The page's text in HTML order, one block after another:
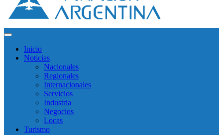
Inicio
Noticias
Nacionales
Regionales
Internacionales
Servicios
Industria
Negocios
Locas
Turismo